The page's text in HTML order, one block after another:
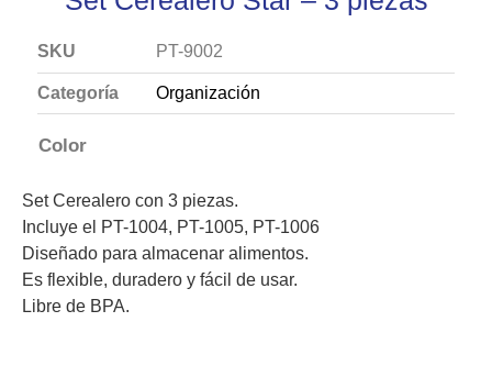
SKU PT-9002
Categoría Organización
Color
Set Cerealero con 3 piezas.
Incluye el PT-1004, PT-1005, PT-1006
Diseñado para almacenar alimentos.
Es flexible, duradero y fácil de usar.
Libre de BPA.